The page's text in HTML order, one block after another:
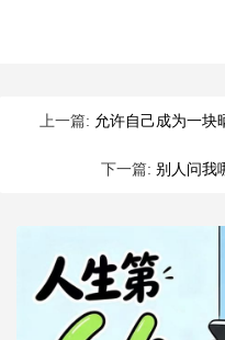
上一篇: 允许自己成为一块
下一篇: 别人问我